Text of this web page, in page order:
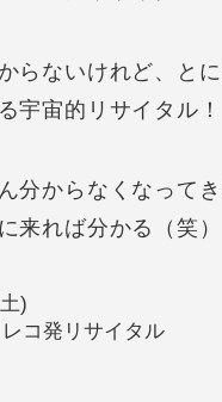
らないけれど、と
宇宙的リサイタル！
分からなくなってき
来れば分かる（笑）
)
コ発リサイタル